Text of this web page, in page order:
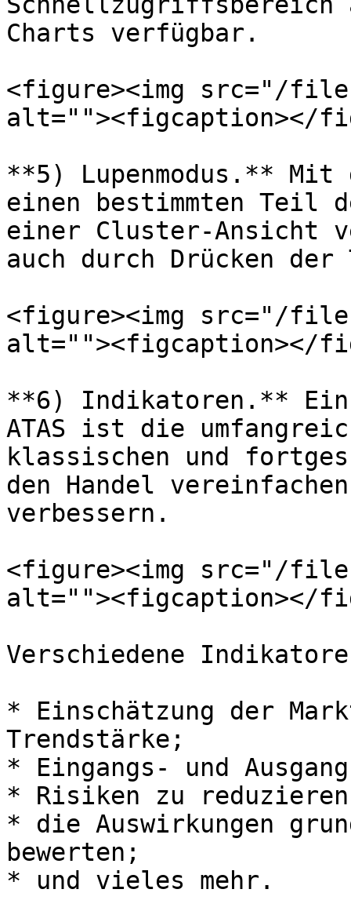
Charts verfügbar.
<figure><img src="/files/
alt=""><figcaption></
**5) Lupenmodus.**
einen bestimmten Teil
einer Cluster-Ansicht
auch durch Drücken
<figure><img src="/
alt=""><figcaption></
**6) Indikatoren.** Ein
ATAS ist die
klassischen und
den Handel
verbessern.
<figure><img src="/files/
alt=""><figcaption></
Verschiedene
* Einschätzung der
Trendstärke;
* Eingangs- und
* Risiken zu
* die Auswirkungen
bewerten;
* und vieles mehr.